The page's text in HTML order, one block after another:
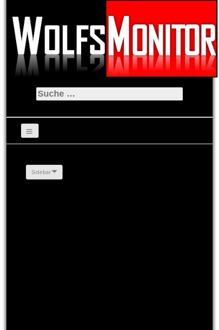
Suche
nach:
Sidebar